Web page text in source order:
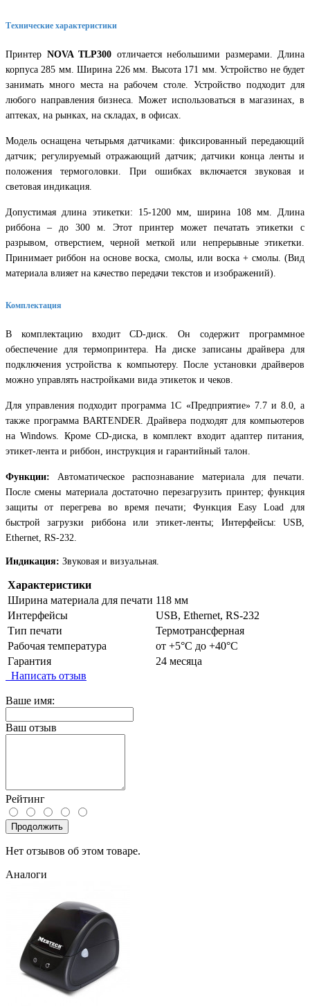
Технические характеристики
Принтер NOVA TLP300 отличается небольшими размерами. Длина
корпуса 285 мм. Ширина 226 мм. Высота 171 мм. Устройство не будет
занимать много места на рабочем столе. Устройство подходит для
любого направления бизнеса. Может использоваться в магазинах, в
аптеках, на рынках, на складах, в офисах.
Модель оснащена четырьмя датчиками: фиксированный передающий
датчик; регулируемый отражающий датчик; датчики конца ленты и
положения термоголовки. При ошибках включается звуковая и
световая индикация.
Допустимая длина этикетки: 15-1200 мм, ширина 108 мм. Длина
риббона – до 300 м. Этот принтер может печатать этикетки с
разрывом, отверстием, черной меткой или непрерывные этикетки.
Принимает риббон на основе воска, смолы, или воска + смолы. (Вид
материала влияет на качество передачи текстов и изображений).
Комплектация
В комплектацию входит CD-диск. Он содержит программное
обеспечение для термопринтера. На диске записаны драйвера для
подключения устройства к компьютеру. После установки драйверов
можно управлять настройками вида этикеток и чеков.
Для управления подходит программа 1С «Предприятие» 7.7 и 8.0, а
также программа BARTENDER. Драйвера подходят для компьютеров
на Windows. Кроме CD-диска, в комплект входит адаптер питания,
этикет-лента и риббон, инструкция и гарантийный талон.
Функции:Автоматическое распознавание материала для печати.
После смены материала достаточно перезагрузить принтер; функция
защиты от перегрева во время печати; Функция Easy Load для
быстрой загрузки риббона или этикет-ленты; Интерфейсы: USB,
Ethernet, RS-232.
Индикация: Звуковая и визуальная.
Характеристики
Ширина материала для печати 118 мм
Интерфейсы
USB, Ethernet, RS-232
Тип печати
Термотрансферная
Рабочая температура
от +5°C до +40°C
Гарантия
24 месяца
Написать отзыв
Ваше имя:
Ваш отзыв
Рейтинг
Продолжить
Нет отзывов об этом товаре.
Аналоги